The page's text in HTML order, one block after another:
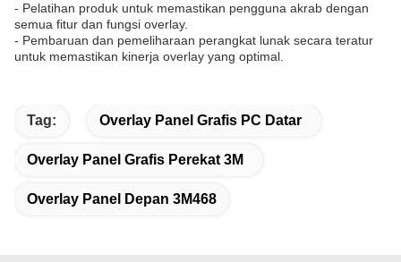
- Pelatihan produk untuk memastikan pengguna akrab dengan
semua fitur dan fungsi overlay.
- Pembaruan dan pemeliharaan perangkat lunak secara teratur
untuk memastikan kinerja overlay yang optimal.
Tag: Overlay Panel Grafis PC Datar
Overlay Panel Grafis Perekat 3M
Overlay Panel Depan 3M468